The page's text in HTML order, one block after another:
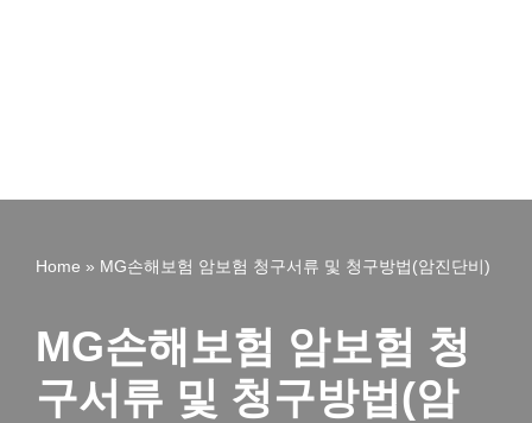
Home » MG손해보험 암보험 청구서류 및 청구방법(암진단비)
MG손해보험 암보험 청
구서류 및 청구방법(암